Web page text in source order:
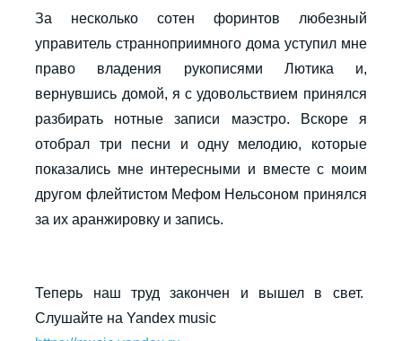
За несколько сотен форинтов любезный
управитель странноприимного дома уступил мне
право владения рукописями Лютика и,
вернувшись домой, я с удовольствием принялся
разбирать нотные записи маэстро. Вскоре я
отобрал три песни и одну мелодию, которые
показались мне интересными и вместе с моим
другом флейтистом Мефом Нельсоном принялся
за их аранжировку и запись.
Теперь наш труд закончен и вышел в свет.
Слушайте на Yandex music